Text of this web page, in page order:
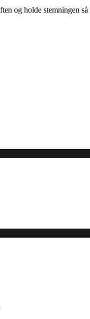
og holde stemningen